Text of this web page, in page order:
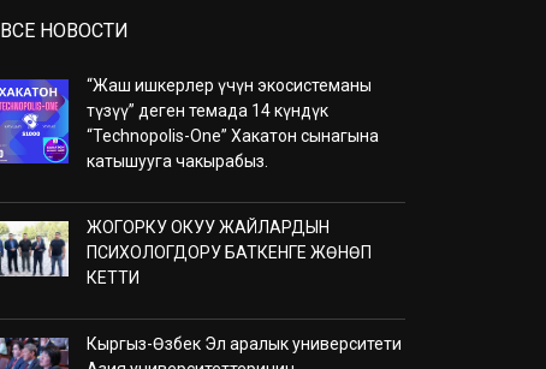
ВСЕ НОВОСТИ
“Жаш ишкерлер үчүн экосистеманы
түзүү” деген темада 14 күндүк
“Technopolis-One” Хакатон сынагына
катышууга чакырабыз.
ЖОГОРКУ ОКУУ ЖАЙЛАРДЫН
ПСИХОЛОГДОРУ БАТКЕНГЕ ЖӨНӨП
КЕТТИ
Кыргыз-Өзбек Эл аралык университети